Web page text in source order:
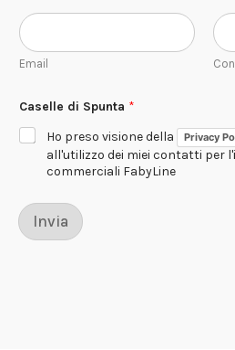
a
i
Email
Caselle di Spunta *
Ho preso visione della
Privacy
all'utilizzo dei miei contatti per
commerciali FabyLine
Invia